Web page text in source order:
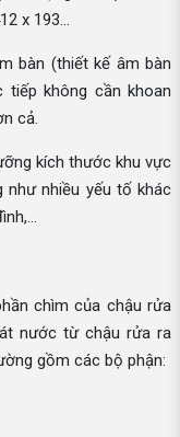
x 193…
bàn (thiết kế âm bàn
không cần khoan
cả.
kích thước khu vực
như nhiều yếu tố khác
chìm của chậu rửa
nước từ chậu rửa ra
gồm các bộ phận: